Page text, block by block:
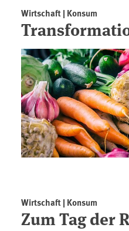
Wirtschaft | Konsum
Wirtschaft | Konsum
Zum Tag der